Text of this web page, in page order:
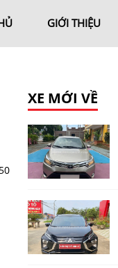
GIỚI THIỆU
XE MỚI VỀ